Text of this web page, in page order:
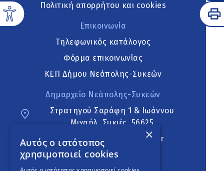
Πολιτική απορρήτου και cookies
Επικοινωνία
Τηλεφωνικός κατάλογος
Φόρμα επικοινωνίας
ΚΕΠ Δήμου Νεάπολης-Συκεών
Δημαρχείο Νεάπολης-Συκεών
Στρατηγού Σαράφη 1 & Ιωάννου
Μιχαήλ, Συκιές, 56625
neapoli.sykies@ddt.gov.gr
Ακολουθήστε
×
Αυτός ο ιστότοπος
χρησιμοποιεί cookies